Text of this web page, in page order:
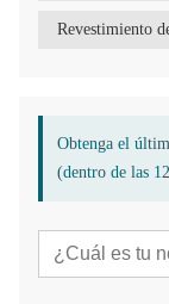
Obtenga el
(dentro de las